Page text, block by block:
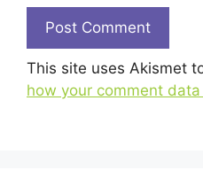
This site uses Akismet
how your comment